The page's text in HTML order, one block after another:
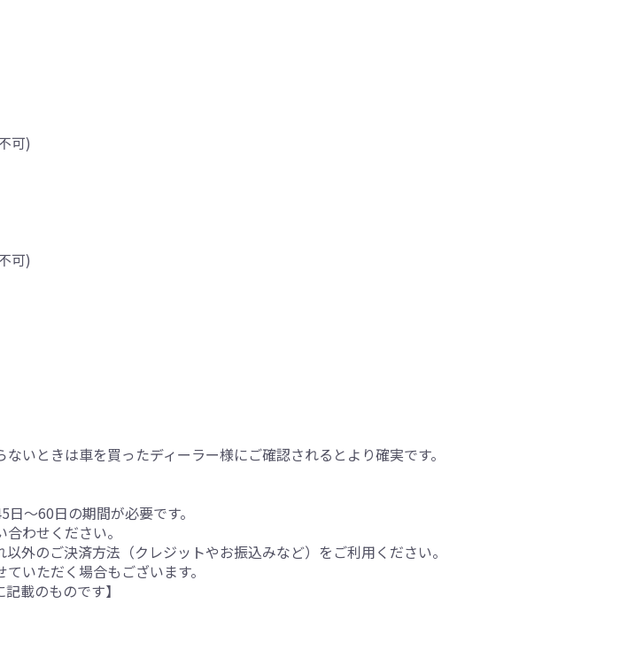
可)
可)
いときは車を買ったディーラー様にご確認されるとより確実です。
～60日の期間が必要です。
わせください。
外のご決済方法（クレジットやお振込みなど）をご利用ください。
いただく場合もございます。
載のものです】